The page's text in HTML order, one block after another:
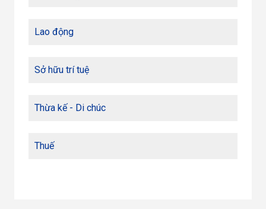
Lao động
Sở hữu trí tuệ
Thừa kế - Di chúc
Thuế